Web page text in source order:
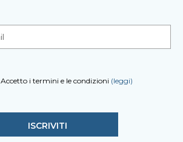
Accetto i termini e le condizioni (leggi)